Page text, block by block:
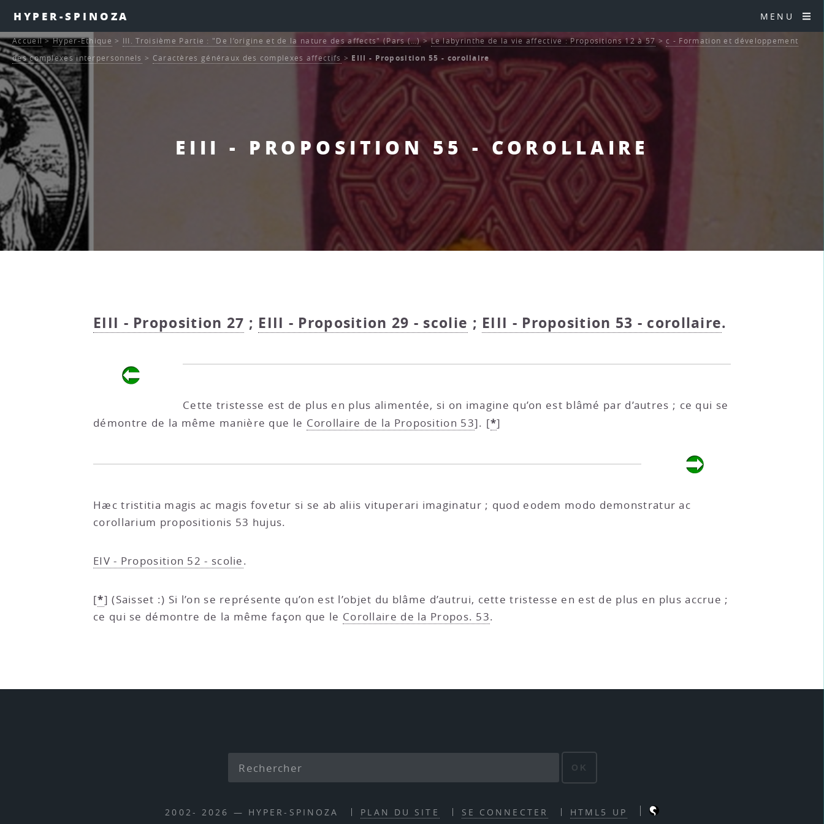
HYPER-SPINOZA MENU
EIII - PROPOSITION 55 - COROLLAIRE
Accueil>Hyper-Ethique > III. Troisième Partie : "De l’origine et de la nature des affects" (Pars (…)>Le labyrinthe de la vie affective : Propositions 12 à 57>c - Formation et développement
des complexes interpersonnels > Caractères généraux des complexes affectifs > EIII - Proposition 55 - corollaire
EIII - Proposition 27 ; EIII - Proposition 29 - scolie ; EIII - Proposition 53 - corollaire.
Cette tristesse est de plus en plus alimentée, si on imagine qu’on est blâmé par d’autres ; ce qui se
démontre de la même manière que le Corollaire de la Proposition 53]. [*]
Hæc tristitia magis ac magis fovetur si se ab aliis vituperari imaginatur ; quod eodem modo demonstratur ac
corollarium propositionis 53 hujus.
EIV - Proposition 52 - scolie.
[*](Saisset :) Si l’on se représente qu’on est l’objet du blâme d’autrui, cette tristesse en est de plus en plus accrue ;
ce qui se démontre de la même façon que le Corollaire de la Propos. 53.
OK
2002- 2026 — HYPER-SPINOZA PLAN DU SITE SE CONNECTER HTML5 UP